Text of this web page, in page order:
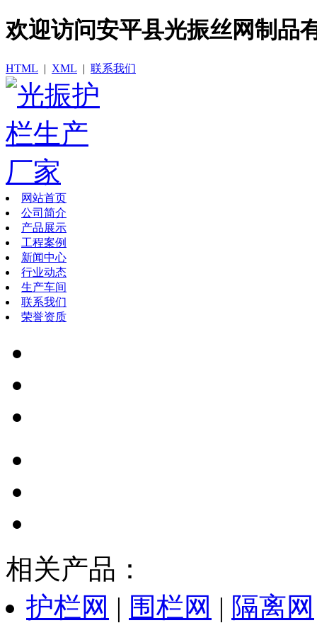
欢迎访问​安平县光振丝网制品
HTML | XML | 联系我们
网站首页
公司简介
产品展示
工程案例
新闻中心
行业动态
生产车间
联系我们
荣誉资质
相关产品：
护栏网 | 围栏网 | 隔离网